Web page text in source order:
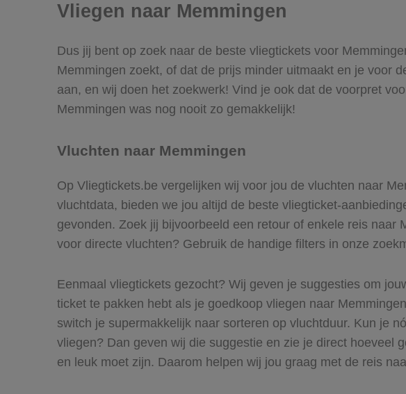
Vliegen naar Memmingen
Dus jij bent op zoek naar de beste vliegtickets voor
Memmingen zoekt, of dat de prijs minder uitmaakt en je voor
aan, en wij doen het zoekwerk! Vind je ook dat de voorpret
Memmingen was nog nooit zo gemakkelijk!
Vluchten naar Memmingen
Op Vliegtickets.be vergelijken wij voor jou de vluchten naar
vluchtdata, bieden we jou altijd de beste vliegticket-
gevonden. Zoek jij bijvoorbeeld een retour of enkele reis
voor directe vluchten? Gebruik de handige filters in onze
Eenmaal vliegtickets gezocht? Wij geven je suggesties om
ticket te pakken hebt als je goedkoop vliegen naar
switch je supermakkelijk naar sorteren op vluchtduur. Kun je
vliegen? Dan geven wij die suggestie en zie je direct hoeveel
en leuk moet zijn. Daarom helpen wij jou graag met de reis